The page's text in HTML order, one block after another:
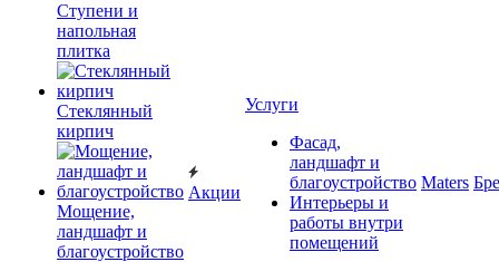
Ступени и
напольная
плитка
Cтеклянный
кирпич
Мощение,
ландшафт и
благоустройство
Акции
Услуги
Фасад,
ландшафт и
благоустройство
Интерьеры и
работы внутри
помещений
Maters